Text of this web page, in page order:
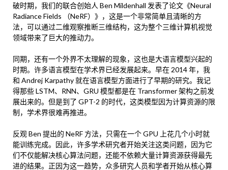
破时期，我们的联合创始人 Ben Mildenhall 发表了论文《Neural
Radiance Fields （NeRF）》，这是一个非常简单且清晰的方
法，可以通过二维观察推断三维结构，这为整个三维计算机视觉
领域带来了巨大的推动力。
同期，还有一个外界不太理解的现象，这也是大语言模型兴起的
时期。许多语言模型在学术界已经发展起来。早在 2014 年，我
和 Andrej Karpathy 就在语言模型方面进行了早期的研究。我记
得那些 LSTM、RNN、GRU 模型都是在 Transformer 架构之前发
展出来的。但是到了 GPT-2 的时代，这类模型因为计算资源的限
制，学术界很难再推进。
反观 Ben 提出的 NeRF 方法，只需在一个 GPU 上花几个小时就
能训练完成。因此，许多学术研究者开始关注这类问题，因为它
们不仅能解决核心算法问题，还能不依赖大量计算资源获得最先
进的结果。正因为这一趋势，众多研究人员和学者开始从核心算